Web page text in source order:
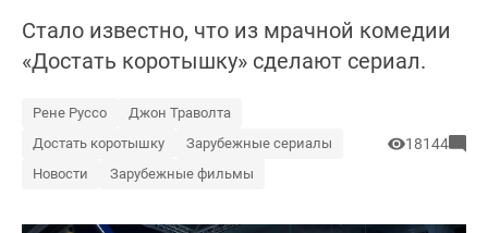
Стало известно, что из мрачной комедии
«Достать коротышку» сделают сериал.
Рене Руссо
Джон Траволта
Достать коротышку
Зарубежные сериалы
Новости
Зарубежные фильмы
18144